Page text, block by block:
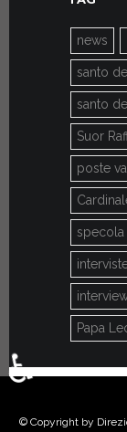
news
santo
santo
Suor
poste
specola
Papa
Seleziona la tua
© Copyright by